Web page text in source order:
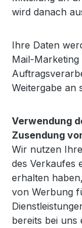
wird danach
Ihre Daten
Mail-Marketing
Weitergabe an
Verwendung
Zusendung
Wir nutzen
des Verkaufes
erhalten
von Werbung
bereits bei uns